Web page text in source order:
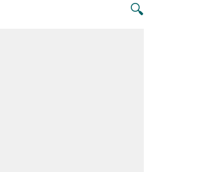
🔍